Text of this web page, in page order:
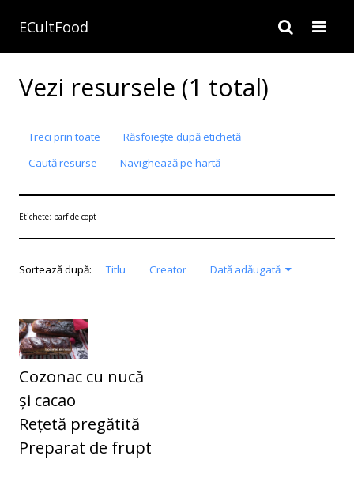
ECultFood
Vezi resursele (1 total)
Treci prin toate
Răsfoiește după etichetă
Caută resurse
Navighează pe hartă
Etichete: parf de copt
Sortează după: Titlu Creator Dată adăugată
Cozonac cu nucă
și cacao
Rețetă pregătită
Preparat de frupt